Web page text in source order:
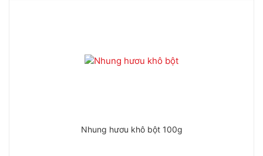
Nhung hươu khô bột 100g